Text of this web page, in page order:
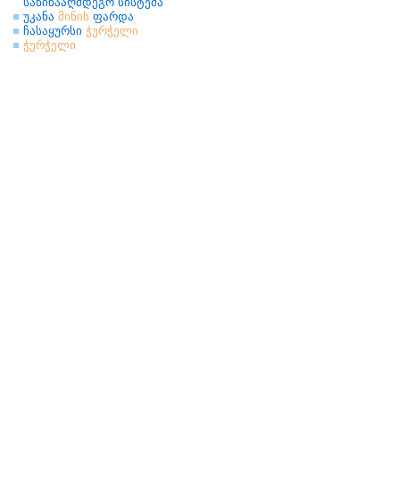
უკანა მინის ფარდა
ჩასაყურსი ჭურჭელი
ჭურჭელი